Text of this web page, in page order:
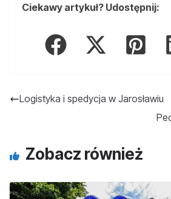
Ciekawy artykuł? Udostępnij:
Logistyka i spedycja w Jarosławiu
Zobacz również